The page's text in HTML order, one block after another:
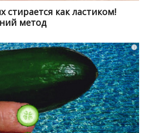
стирается как ластиком!
метод
i